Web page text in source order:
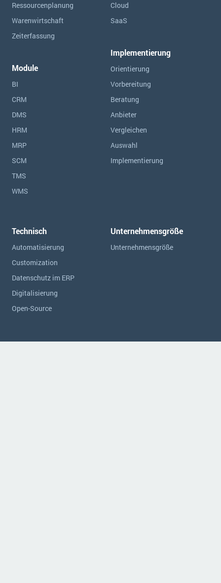
Ressourcen­planung
Warenwirtschaft
Zeiterfassung
Module
BI
CRM
DMS
HRM
MRP
SCM
TMS
WMS
Cloud
SaaS
Implementierung
Orientierung
Vorbereitung
Beratung
Anbieter
Vergleichen
Auswahl
Implementierung
Technisch
Automatisierung
Customization
Datenschutz im ERP
Digitalisierung
Open-Source
Unternehmensgröße
Unternehmensgröße